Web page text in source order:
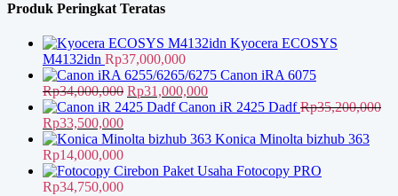
Rp9,500,000.
Produk Peringkat Teratas
Kyocera ECOSYS
M4132idn Rp37,000,000
Canon iRA 6075
Rp34,000,000 Harga
aslinya
Rp34,000,000.
Rp31,000,000Harga
saat
adalah:
Canon iR 2425 Dadf Rp35,200,000
Harga
aslinya
adalah:
Rp35,200,000.
Rp33,500,000Harga
saat
ini
adalah:
Rp33,500,000.
Konica Minolta bizhub 363
Rp14,000,000
Paket Usaha Fotocopy PRO
Rp34,750,000